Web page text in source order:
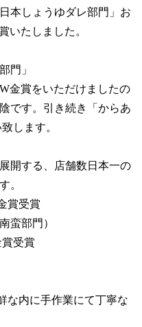
本しょうゆダレ部門」お
いたしました。
門」
金賞をいただけましたの
です。引き続き「からあ
します。
開する、店舗数日本一の
。
賞受賞
蛮部門）
受賞
な内に手作業にて丁寧な